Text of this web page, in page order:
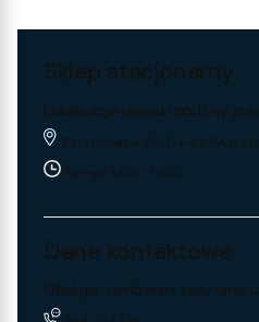
Sklep stacjonarny
Lokalizacja sklepu i godziny
Trakt Lubelski 195, 04-667
Pon-pt: 8:00 - 17:00
Dane kontaktowe
Obsługa zamówień, zapytania